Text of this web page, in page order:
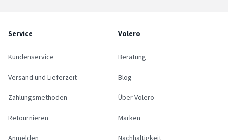
Service
Kundenservice
Versand und Lieferzeit
Zahlungsmethoden
Retournieren
Anmelden
Volero
Beratung
Blog
Über Volero
Marken
Nachhaltigkeit